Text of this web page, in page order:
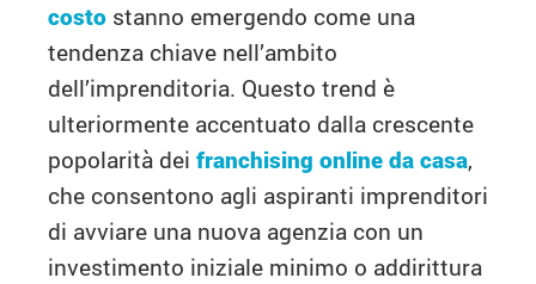
costo stanno emergendo come una
tendenza chiave nell’ambito
dell’imprenditoria. Questo trend è
ulteriormente accentuato dalla crescente
popolarità dei franchising online da casa,
che consentono agli aspiranti imprenditori
di avviare una nuova agenzia con un
investimento iniziale minimo o addirittura